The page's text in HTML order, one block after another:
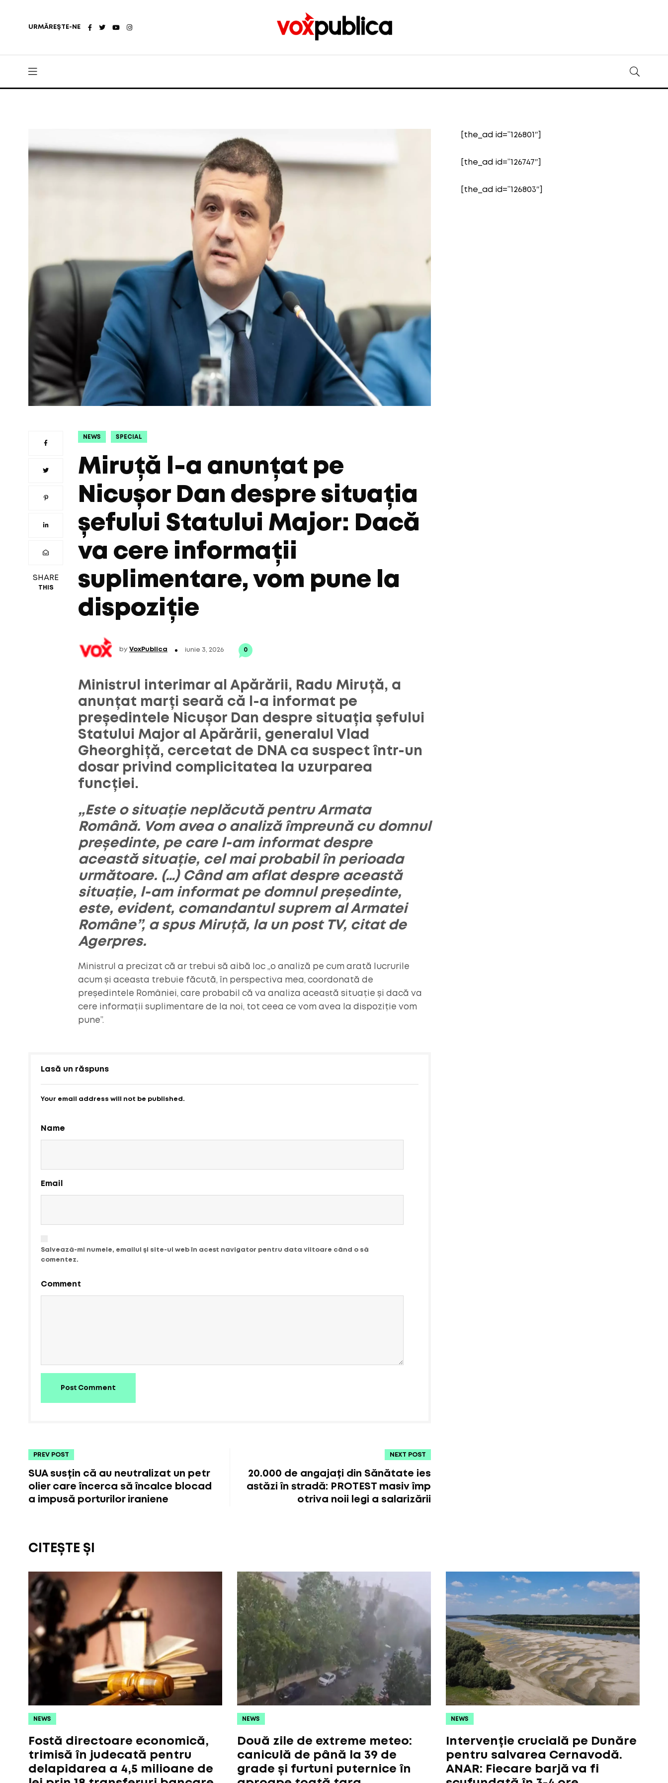
URMĂREȘTE-NE
SHARE
THIS
NEWS SPECIAL
Miruță l-a anunțat pe
Nicușor Dan despre situația
șefului Statului Major: Dacă
va cere informații
suplimentare, vom pune la
dispoziție
by VoxPublica iunie 3, 2026 0
Ministrul interimar al Apărării, Radu Miruță, a
anunțat marți seară că l-a informat pe
președintele Nicușor Dan despre situația șefului
Statului Major al Apărării, generalul Vlad
Gheorghiță, cercetat de DNA ca suspect într-un
dosar privind complicitatea la uzurparea
funcției.
„Este o situație neplăcută pentru Armata
Română. Vom avea o analiză împreună cu domnul
președinte, pe care l-am informat despre
această situație, cel mai probabil în perioada
următoare. (…) Când am aflat despre această
situație, l-am informat pe domnul președinte,
este, evident, comandantul suprem al Armatei
Române”, a spus Miruță, la un post TV, citat de
Agerpres.
Ministrul a precizat că ar trebui să aibă loc „o analiză pe cum arată lucrurile
acum și aceasta trebuie făcută, în perspectiva mea, coordonată de
președintele României, care probabil că va analiza această situație și dacă va
cere informații suplimentare de la noi, tot ceea ce vom avea la dispoziție vom
pune”.
Lasă un răspuns
Your email address will not be published.
Name
Email
Salvează-mi numele, emailul și site-ul web în acest navigator pentru data viitoare când o să
comentez.
Comment
Post Comment
PREV POST
SUA susțin că au neutralizat un petr
olier care încerca să încalce blocad
a impusă porturilor iraniene
NEXT POST
20.000 de angajați din Sănătate ies
astăzi în stradă: PROTEST masiv împ
otriva noii legi a salarizării
[the_ad id=”126801″]
[the_ad id=”126747″]
[the_ad id=”126803″]
CITEȘTE ȘI
NEWS
Fostă directoare economică,
trimisă în judecată pentru
delapidarea a 4,5 milioane de
NEWS
Două zile de extreme meteo:
caniculă de până la 39 de
grade și furtuni puternice în
NEWS
Intervenție crucială pe Dunăre
pentru salvarea Cernavodă.
ANAR: Fiecare barjă va fi